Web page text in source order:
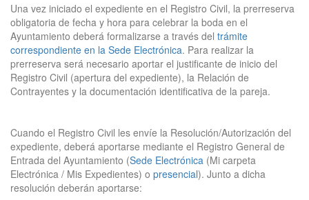
Una vez iniciado el expediente en el Registro Civil, la prerreserva
obligatoria de fecha y hora para celebrar la boda en el
Ayuntamiento deberá formalizarse a través del trámite
correspondiente en la Sede Electrónica. Para realizar la
prerreserva será necesario aportar el justificante de inicio del
Registro Civil (apertura del expediente), la Relación de
Contrayentes y la documentación identificativa de la pareja.
Cuando el Registro Civil les envíe la Resolución/Autorización del
expediente, deberá aportarse mediante el Registro General de
Entrada del Ayuntamiento (Sede Electrónica (Mi carpeta
Electrónica / Mis Expedientes) o presencial). Junto a dicha
resolución deberán aportarse: